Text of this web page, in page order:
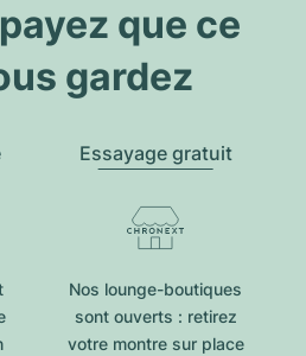
que ce
gardez
Essayage gratuit
Nos lounge-boutiques
sont ouverts : retirez
votre montre sur place